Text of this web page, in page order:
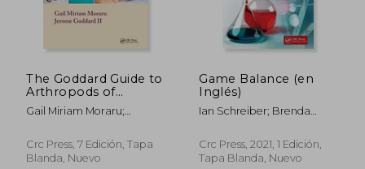
50%
dcto.
$ 738.631
$ 369.315
50%
dcto.
The Goddard Guide to
Arthropods of
Medical Importance
(en Inglés)
Gail Miriam Moraru;
Crc Press, 7 Edición, Tapa
Blanda, Nuevo
Game Balance (en
Inglés)
Ian Schreiber; Brenda
Crc Press, 2021, 1 Edición,
Tapa Blanda, Nuevo